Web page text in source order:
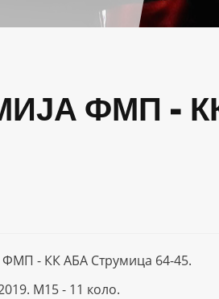
ФМП -
ФМП - КК АБА Струмица 64-45.
М15 - 11 коло.